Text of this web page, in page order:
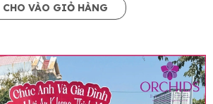
CHO VÀO GIỎ HÀNG